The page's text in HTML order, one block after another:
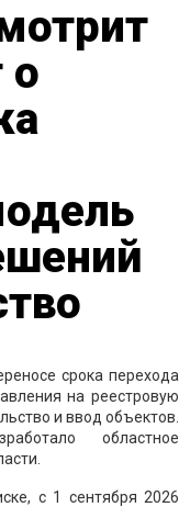
о
срока перехода
на реестровую
и ввод объектов.
областное
с 1 сентября 2026